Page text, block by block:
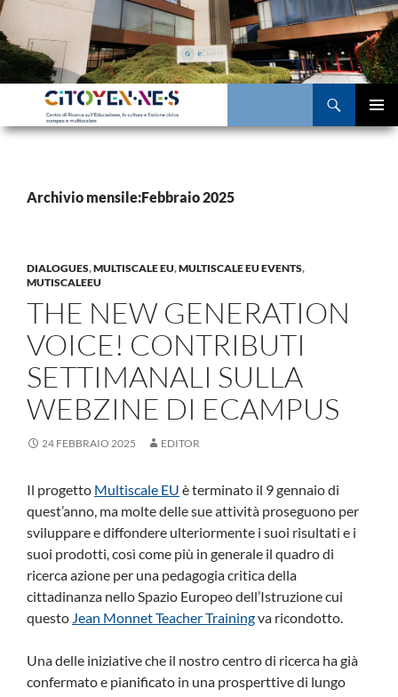
Vai
al
contenuto
MENU
Archivio mensile:Febbraio 2025
DIALOGUES,MULTISCALE EU,MULTISCALE EU EVENTS,
MUTISCALEEU
THE NEW GENERATION
VOICE! CONTRIBUTI
SETTIMANALI SULLA
WEBZINE DI ECAMPUS
24 FEBBRAIO 2025 EDITOR
Il progetto Multiscale EU è terminato il 9 gennaio di
quest’anno, ma molte delle sue attività proseguono per
sviluppare e diffondere ulteriormente i suoi risultati e i
suoi prodotti, così come più in generale il quadro di
ricerca azione per una pedagogia critica della
cittadinanza nello Spazio Europeo dell’Istruzione cui
questo Jean Monnet Teacher Trainingva ricondotto.
Una delle iniziative che il nostro centro di ricerca ha già
confermato e pianificato in una prosperttive di lungo